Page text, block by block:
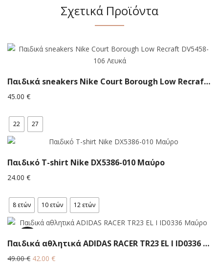
Σχετικά Προϊόντα
Παιδικά sneakers Nike Court Borough Low Recraft DV5458-106 Λευκά
45.00 €
22 27
Παιδικό T-shirt Νike DX5386-010 Μαύρο
24.00 €
8 ετών 10 ετών 12 ετών
Παιδικά αθλητικά ADIDAS RACER TR23 EL I ID0336 Μαύρο
49.00€ Original
42.00 €Η